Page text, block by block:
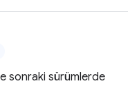
sonraki sürümlerde